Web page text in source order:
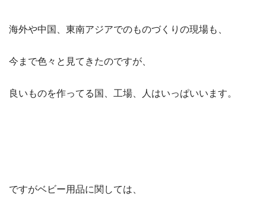
海外や中国、東南アジアでのものづくりの現場も、
今まで色々と見てきたのですが、
良いものを作ってる国、工場、人はいっぱいいます。
ですがベビー用品に関しては、